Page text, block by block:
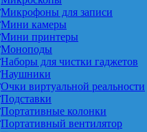
Микрофоны для записи
Мини камеры
Мини принтеры
Моноподы
Наборы для чистки гаджетов
Наушники
Очки виртуальной реальности
Подставки
Портативные колонки
Портативный вентилятор